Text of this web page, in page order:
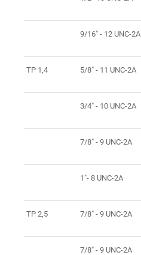
9/16" - 12 UNC-2A
TP 1,4 5/8" - 11 UNC-2A
3/4" - 10 UNC-2A
7/8" - 9 UNC-2A
1"- 8 UNC-2A
TP 2,5 7/8" - 9 UNC-2A
7/8" - 9 UNC-2A